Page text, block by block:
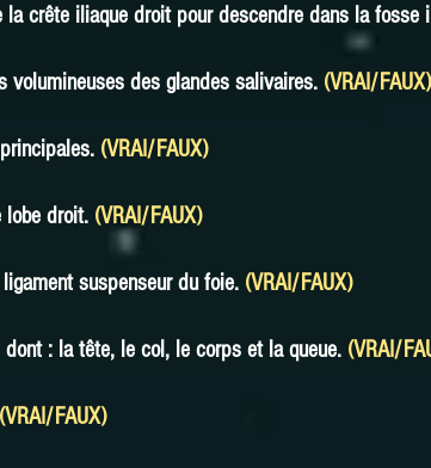
crête iliaque droit pour descendre dans la
des glandes salivaires. (VRAI/FAUX)
(VRAI/FAUX)
lobe droit. (VRAI/FAUX)
suspenseur du foie. (VRAI/FAUX)
: la tête, le col, le corps et la queue. (VRAI/
(VRAI/FAUX)